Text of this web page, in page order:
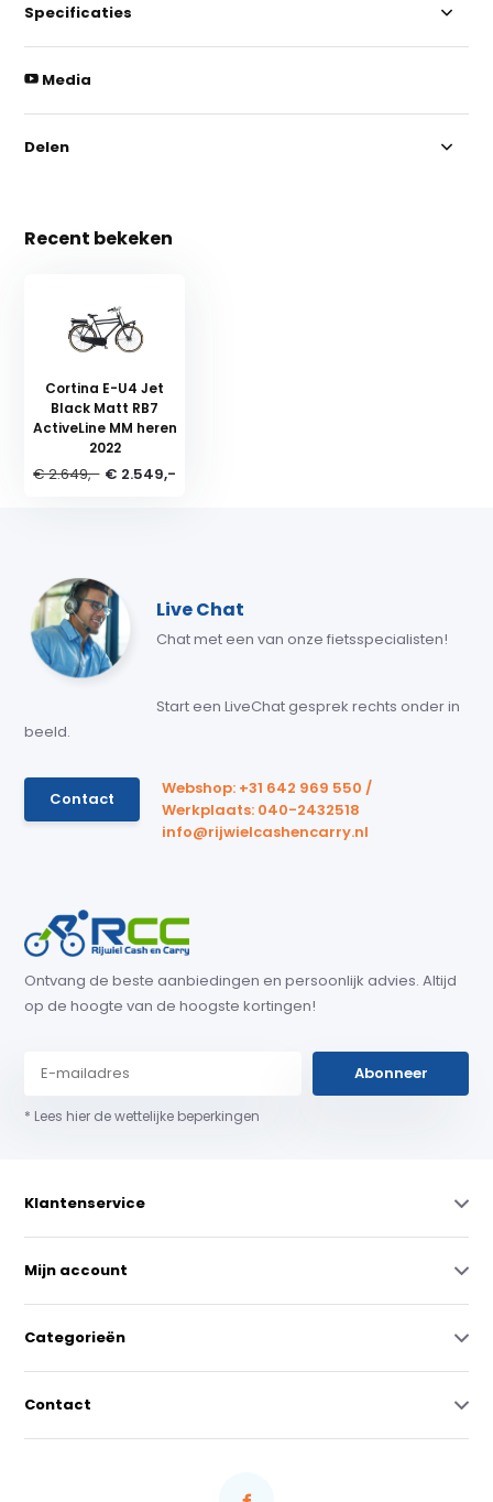
Specificaties
Media
Delen
Recent bekeken
Cortina E-U4 Jet
Black Matt RB7
ActiveLine MM heren
2022
€ 2.649,- € 2.549,-
Live Chat
Chat met een van onze fietsspecialisten!
Start een LiveChat gesprek rechts onder in
beeld.
Contact
Webshop: +31 642 969 550 /
Werkplaats: 040-2432518
info@rijwielcashencarry.nl
Ontvang de beste aanbiedingen en persoonlijk advies. Altijd
op de hoogte van de hoogste kortingen!
Abonneer
* Lees hier de wettelijke beperkingen
Klantenservice
Mijn account
Categorieën
Contact